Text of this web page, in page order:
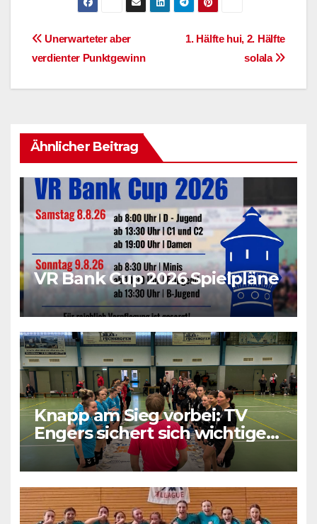
Beitragsnavigation1. Hälfte hui, 2. Hälfte
solala
Unerwarteter aber
verdienter Punktgewinn
Ähnlicher Beitrag
VR Bank Cup 2026 Spielpläne
Knapp am Sieg vorbei: TV
Engers sichert sich wichtigen
Punkt